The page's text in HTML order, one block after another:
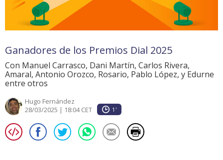
Ganadores de los Premios Dial 2025
Con Manuel Carrasco, Dani Martín, Carlos Rivera,
Amaral, Antonio Orozco, Rosario, Pablo López, y Edurne
entre otros
Hugo Fernández
28/03/2025 | 18:04 CET
1'